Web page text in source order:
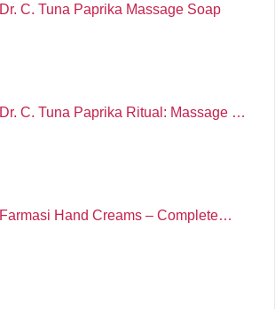
Dr. C. Tuna Paprika Massage Soap
Dr. C. Tuna Paprika Ritual: Massage …
Farmasi Hand Creams – Complete…